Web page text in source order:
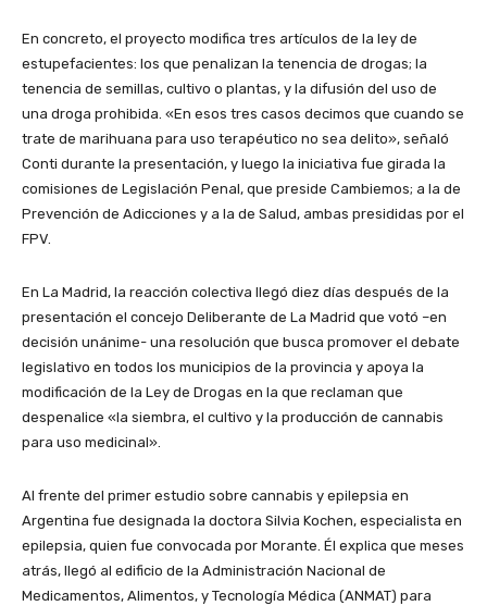
En concreto, el proyecto modifica tres artículos de la ley de
estupefacientes: los que penalizan la tenencia de drogas; la
tenencia de semillas, cultivo o plantas, y la difusión del uso de
una droga prohibida. «En esos tres casos decimos que cuando se
trate de marihuana para uso terapéutico no sea delito», señaló
Conti durante la presentación, y luego la iniciativa fue girada la
comisiones de Legislación Penal, que preside Cambiemos; a la de
Prevención de Adicciones y a la de Salud, ambas presididas por el
FPV.
En La Madrid, la reacción colectiva llegó diez días después de la
presentación el concejo Deliberante de La Madrid que votó –en
decisión unánime- una resolución que busca promover el debate
legislativo en todos los municipios de la provincia y apoya la
modificación de la Ley de Drogas en la que reclaman que
despenalice «la siembra, el cultivo y la producción de cannabis
para uso medicinal».
Al frente del primer estudio sobre cannabis y epilepsia en
Argentina fue designada la doctora Silvia Kochen, especialista en
epilepsia, quien fue convocada por Morante. Él explica que meses
atrás, llegó al edificio de la Administración Nacional de
Medicamentos, Alimentos, y Tecnología Médica (ANMAT) para